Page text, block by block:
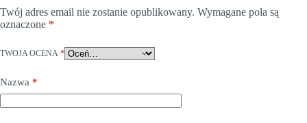
Twój adres email nie zostanie opublikowany. Wymagane pola są
oznaczone *
TWOJA OCENA *
Nazwa *